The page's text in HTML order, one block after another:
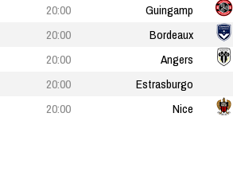
20:00
Guingamp
20:00
Bordeaux
20:00
Angers
20:00
Estrasburgo
20:00 Nice